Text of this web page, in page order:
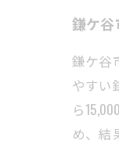
鎌ケ谷
鎌ケ谷
やすい
ら
め、結